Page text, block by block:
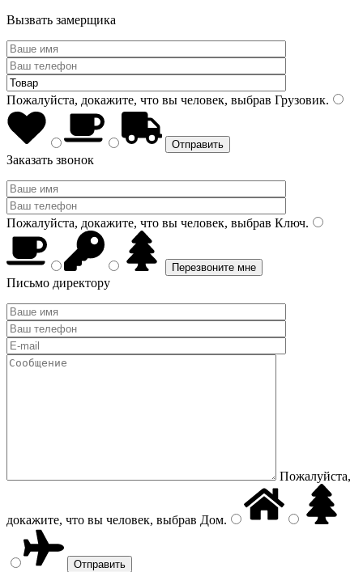
Вызвать замерщика
Пожалуйста, докажите, что вы человек, выбрав Грузовик.
Заказать звонок
Пожалуйста, докажите, что вы человек, выбрав Ключ.
Письмо директору
Пожалуйста,
докажите, что вы человек, выбрав Дом.